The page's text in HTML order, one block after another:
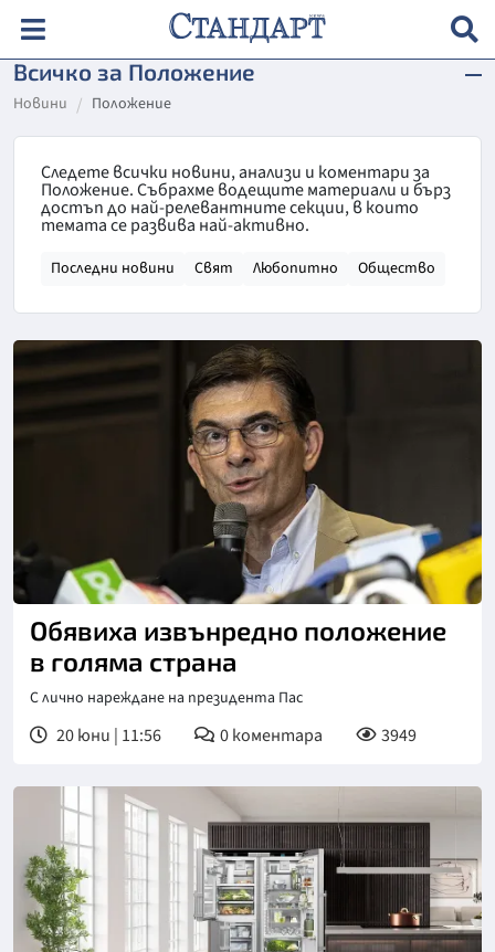
Всичко за Положение
Новини Положение
Следете всички новини, анализи и коментари за
Положение. Събрахме водещите материали и бърз
достъп до най-релевантните секции, в които
темата се развива най-активно.
Последни новини Свят Любопитно Общество
Обявиха извънредно положение
в голяма страна
С лично нареждане на президента Пас
20 юни | 11:56 0коментара 3949